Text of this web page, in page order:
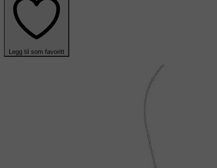
Legg til som favoritt